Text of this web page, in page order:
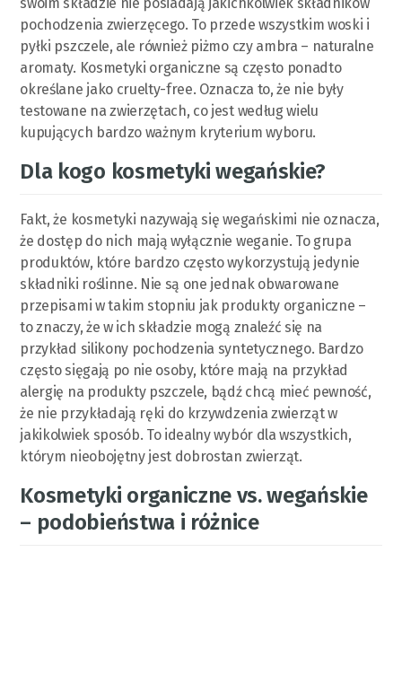
pochodzenia zwierzęcego. To przede wszystkim woski i
pyłki pszczele, ale również piżmo czy ambra – naturalne
aromaty. Kosmetyki organiczne są często ponadto
określane jako cruelty-free. Oznacza to, że nie były
testowane na zwierzętach, co jest według wielu
kupujących bardzo ważnym kryterium wyboru.
Dla kogo kosmetyki wegańskie?
Fakt, że kosmetyki nazywają się wegańskimi nie oznacza,
że dostęp do nich mają wyłącznie weganie. To grupa
produktów, które bardzo często wykorzystują jedynie
składniki roślinne. Nie są one jednak obwarowane
przepisami w takim stopniu jak produkty organiczne –
to znaczy, że w ich składzie mogą znaleźć się na
przykład silikony pochodzenia syntetycznego. Bardzo
często sięgają po nie osoby, które mają na przykład
alergię na produkty pszczele, bądź chcą mieć pewność,
że nie przykładają ręki do krzywdzenia zwierząt w
jakikolwiek sposób. To idealny wybór dla wszystkich,
którym nieobojętny jest dobrostan zwierząt.
Kosmetyki organiczne vs. wegańskie
– podobieństwa i różnice